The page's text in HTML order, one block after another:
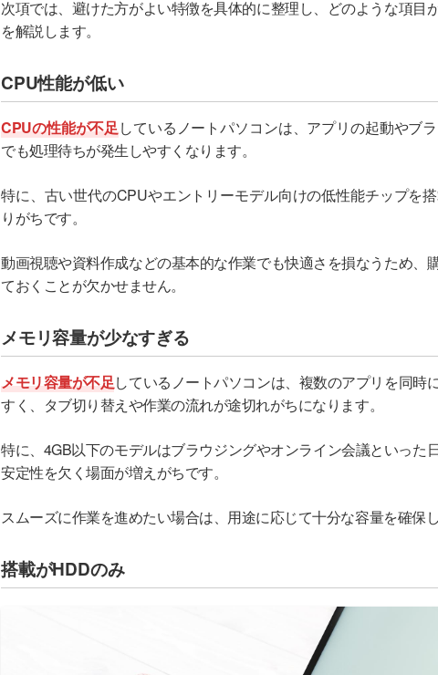
次項では、避けた方がよい特徴を具体的に整理し、どのような項目
を解説します。
CPU性能が低い
CPUの性能が不足しているノートパソコンは、アプリの起動やブ
でも処理待ちが発生しやすくなります。
特に、古い世代のCPUやエントリーモデル向けの低性能チップを
りがちです。
動画視聴や資料作成などの基本的な作業でも快適さを損なうため、
ておくことが欠かせません。
メモリ容量が少なすぎる
メモリ容量が不足しているノートパソコンは、複数のアプリを同時
すく、タブ切り替えや作業の流れが途切れがちになります。
特に、4GB以下のモデルはブラウジングやオンライン会議といった
安定性を欠く場面が増えがちです。
スムーズに作業を進めたい場合は、用途に応じて十分な容量を確保
搭載がHDDのみ